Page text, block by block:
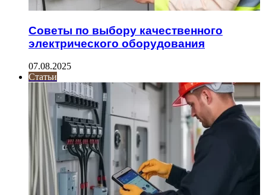
Советы по выбору качественного
электрического оборудования
07.08.2025
Статьи